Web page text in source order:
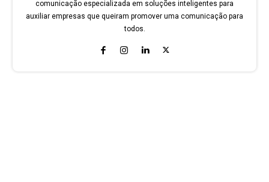
comunicação especializada em soluções inteligentes para
auxiliar empresas que queiram promover uma comunicação para
todos.